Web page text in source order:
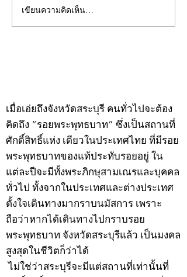
คอลัมน์"จับชีพจรวงการ
พระ"ประจำพุธที่ 29
เขียนความคิดเห็น…
เมื่อเอ่ยถึงจังหวัดสระบุรี คนทั่วไปจะต้อง
คิดถึง “รอยพระพุทธบาท” ซึ่งเป็นสถานที่
ศักดิ์สิทธิ์แห่ง เดียวในประเทศไทย ที่มีรอย
พระพุทธบาทของแท้ประทับรอยอยู่ ใน
แต่ละปีจะมีทั้งพระภิกษุสามเณรและบุคคล
ทั่วไป ทั้งจากในประเทศและต่างประเทศ
ตั้งใจเดินทางมากราบนมัสการ เพราะ
ถือว่าหากได้เดินทางไปกราบรอย
พระพุทธบาท จังหวัดสระบุรีแล้ว เป็นมงคล
สูงสุดในชีวิตก็ว่าได้
ไม่ใช่ว่าสระบุรีจะมีแต่สถานที่เท่านั้นที่